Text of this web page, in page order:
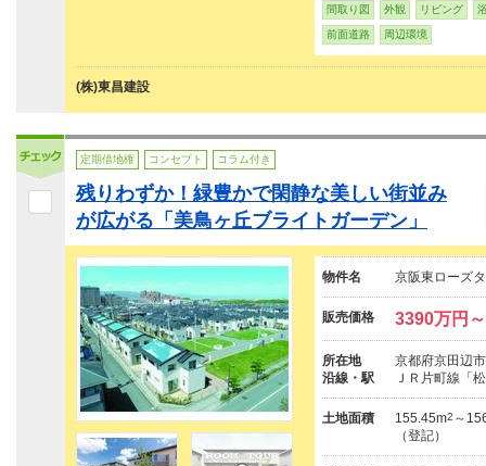
間取り図 外観 リビング
前面道路 周辺環境
(株)東昌建設
定期借地権 コンセプト コラム付き
残りわずか！緑豊かで閑静な美しい街並み
が広がる「美鳥ヶ丘ブライトガーデン」
物件名 京阪東ローズ
販売価格 3390万円
所在地
京都府京田辺
沿線・駅
ＪＲ片町線「
土地面積 155.45m2 ～
（登記）